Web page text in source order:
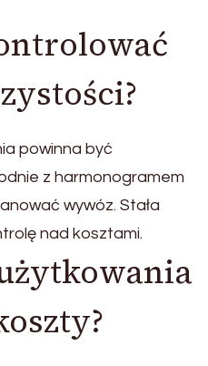
powinna być
z harmonogramem
wywóz. Stała
nad kosztami.